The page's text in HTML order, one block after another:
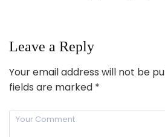
Leave a Reply
Your email address will not be
fields are marked *